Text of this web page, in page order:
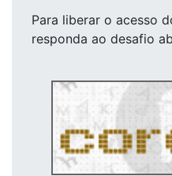
Para liberar o acesso
responda ao desafio